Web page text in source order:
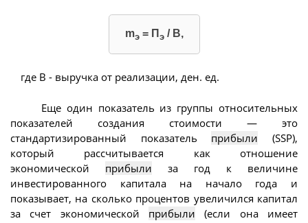
mэ= П э/ В,
где В - выручка от реализации, ден. ед.
Еще один показатель из группы относительных
показателей создания стоимости — это
стандартизированный показатель прибыли (SSP),
который рассчитывается как отношение
экономической прибыли за год к величине
инвестированного капитала на начало года и
показывает, на сколько процентов увеличился капитал
за счет экономической прибыли (если она имеет